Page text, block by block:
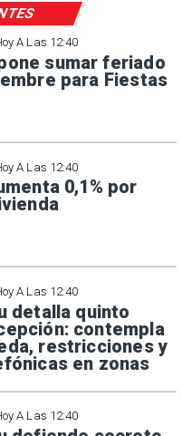
A Las 12:40
sumar feriado
para Fiestas
A Las 12:40
0,1% por
A Las 12:40
detalla quinto
contempla
restricciones y
en zonas
A Las 12:40